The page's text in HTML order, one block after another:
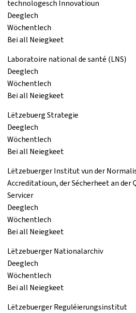
technologesch Innovatioun
Deeglech
Wöchentlech
Bei all Neiegkeet
Laboratoire national de santé (LNS)
Deeglech
Wöchentlech
Bei all Neiegkeet
Lëtzebuerg Strategie
Deeglech
Wöchentlech
Bei all Neiegkeet
Lëtzebuerger Institut vun der
Accreditatioun, der Sécherheet an der
Servicer
Deeglech
Wöchentlech
Bei all Neiegkeet
Lëtzebuerger Nationalarchiv
Deeglech
Wöchentlech
Bei all Neiegkeet
Lëtzebuerger Reguléierungsinstitut